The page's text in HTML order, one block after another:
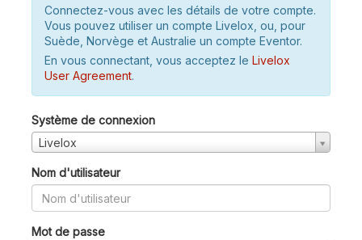
Connectez-vous avec les détails de votre compte.
Vous pouvez utiliser un compte Livelox, ou, pour
Suède, Norvège et Australie un compte Eventor.
En vous connectant, vous acceptez le Livelox
User Agreement.
Système de connexion
Livelox
Nom d'utilisateur
Mot de passe